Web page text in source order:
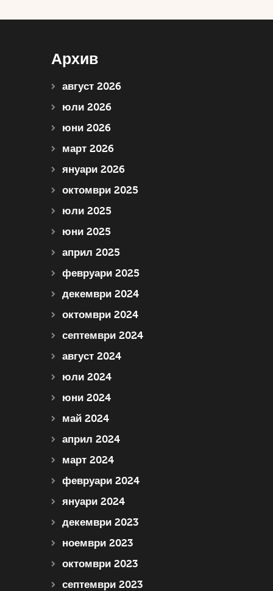
Архив
август 2026
юли 2026
юни 2026
март 2026
януари 2026
октомври 2025
юли 2025
юни 2025
април 2025
февруари 2025
декември 2024
октомври 2024
септември 2024
август 2024
юли 2024
юни 2024
май 2024
април 2024
март 2024
февруари 2024
януари 2024
декември 2023
ноември 2023
октомври 2023
септември 2023